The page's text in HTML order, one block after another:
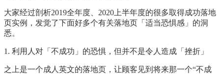
大家经过剖析2019全年度、2020上半年度的很多取得成功落地
页实例，发觉了下面好多个有关落地页「适当恐惧感」的洞
悉。
1. 利用人对「不成功」的恐惧，但并不是令人造成「挫折」
之上是一个成人英文的落地页，让顾客见到将来那一个“不成